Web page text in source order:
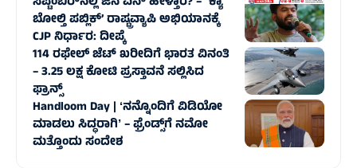
ಬೋಲ್ತಿ ಪಬ್ಲಿಕ್’ ರಾಷ್ಟ್ರವ್ಯಾಪಿ ಅಭಿಯಾನಕ್ಕೆ
CJP ನಿರ್ಧಾರ: ದೀಪ್ಕೆ
114 ರಫೇಲ್ ಜೆಟ್‌ ಖರೀದಿಗೆ ಭಾರತ ವಿನಂತಿ
– 3.25 ಲಕ್ಷ ಕೋಟಿ ಪ್ರಸ್ತಾವನೆ ಸಲ್ಲಿಸಿದ
ಫ್ರಾನ್ಸ್‌
Handloom Day | ʻನನ್ನೊಂದಿಗೆ ವಿಡಿಯೋ
ಮಾಡಲು ಸಿದ್ಧರಾಗಿʼ – ಫ್ರೆಂಡ್ಸ್‌ಗೆ ನಮೋ
ಮತ್ತೊಂದು ಸಂದೇಶ